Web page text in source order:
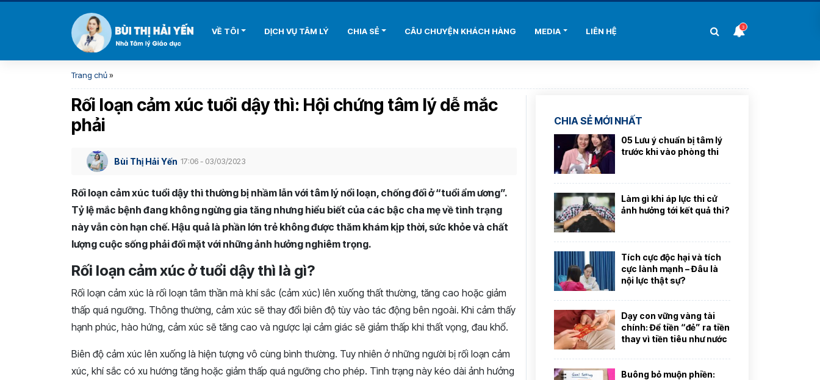
3
VỀ TÔI DỊCH VỤ TÂM LÝ CHIA SẺ CÂU CHUYỆN KHÁCH HÀNG MEDIA LIÊN HỆ
Trang chủ»
Rối loạn cảm xúc tuổi dậy thì: Hội chứng tâm lý dễ mắc
phải
Bùi Thị Hải Yến 17:06 - 03/03/2023
Rối loạn cảm xúc tuổi dậy thì thường bị nhầm lẫn với tâm lý nổi loạn, chống đối ở “tuổi ẩm ương”.
Tỷ lệ mắc bệnh đang không ngừng gia tăng nhưng hiểu biết của các bậc cha mẹ về tình trạng
này vẫn còn hạn chế. Hậu quả là phần lớn trẻ không được thăm khám kịp thời, sức khỏe và chất
lượng cuộc sống phải đối mặt với những ảnh hưởng nghiêm trọng.
Rối loạn cảm xúc ở tuổi dậy thì là gì?
Rối loạn cảm xúc là rối loạn tâm thần mà khí sắc (cảm xúc) lên xuống thất thường, tăng cao hoặc giảm
thấp quá ngưỡng. Thông thường, cảm xúc sẽ thay đổi biên độ tùy vào tác động bên ngoài. Khi cảm thấy
hạnh phúc, hào hứng, cảm xúc sẽ tăng cao và ngược lại cảm giác sẽ giảm thấp khi thất vọng, đau khổ.
Biên độ cảm xúc lên xuống là hiện tượng vô cùng bình thường. Tuy nhiên ở những người bị rối loạn cảm
xúc, khí sắc có xu hướng tăng hoặc giảm thấp quá ngưỡng cho phép. Tình trạng này kéo dài ảnh hưởng
CHIA SẺ MỚI NHẤT
05 Lưu ý chuẩn bị tâm lý
trước khi vào phòng thi
Làm gì khi áp lực thi cử
ảnh hưởng tới kết quả thi?
Tích cực độc hại và tích
cực lành mạnh – Đâu là
nội lực thật sự?
Dạy con vững vàng tài
chính: Để tiền “đẻ” ra tiền
thay vì tiền tiêu như nước
Buông bỏ muộn phiền: